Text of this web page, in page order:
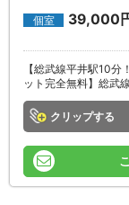
個室 39,000
【総武線平井駅10
ット完全無料】総武
クリップ